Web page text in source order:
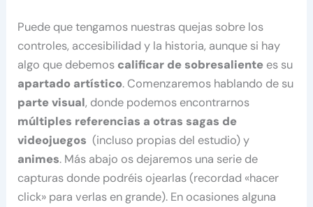
Puede que tengamos nuestras quejas sobre los
controles, accesibilidad y la historia, aunque si hay
algo que debemos calificar de sobresaliente es su
apartado artístico. Comenzaremos hablando de su
parte visual, donde podemos encontrarnos
múltiples referencias a otras sagas de
videojuegos (incluso propias del estudio) y
animes. Más abajo os dejaremos una serie de
capturas donde podréis ojearlas (recordad «hacer
click» para verlas en grande). En ocasiones alguna